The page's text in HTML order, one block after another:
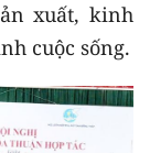
xuất, kinh
cuộc sống.